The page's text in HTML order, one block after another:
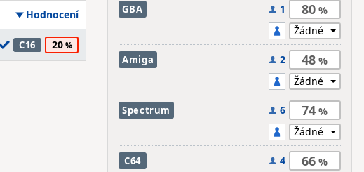
Hodnocení
C16 20
GBA 1 80
Amiga 2 48
Spectrum 6 74
C64 4 66